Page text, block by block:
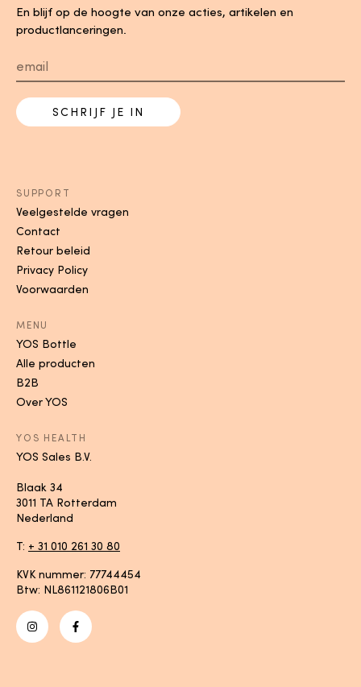
En blijf op de hoogte van onze acties, artikelen en
productlanceringen.
SCHRIJF JE IN
SUPPORT
Veelgestelde vragen
Contact
Retour beleid
Privacy Policy
Voorwaarden
MENU
YOS Bottle
Alle producten
B2B
Over YOS
YOS HEALTH
YOS Sales B.V.
Blaak 34
3011 TA Rotterdam
Nederland
T: + 31 010 261 30 80
KVK nummer: 77744454
Btw: NL861121806B01